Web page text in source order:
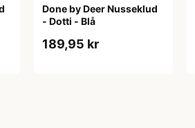
Done by Deer Nusseklud
- Dotti - Blå
189,95 kr